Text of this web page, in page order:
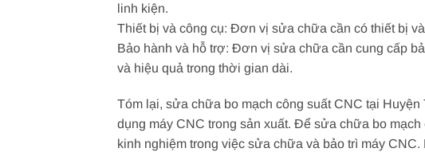
linh kiện.
Thiết bị và công cụ: Đơn vị sửa chữa cần có thiết bị
Bảo hành và hỗ trợ: Đơn vị sửa chữa cần cung cấp
và hiệu quả trong thời gian dài.
Tóm lại, sửa chữa bo mạch công suất CNC tại
dụng máy CNC trong sản xuất. Để sửa chữa bo
kinh nghiệm trong việc sửa chữa và bảo trì máy